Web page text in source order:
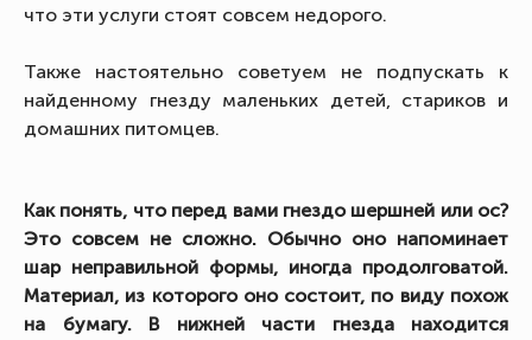
что эти услуги стоят совсем недорого.
Также настоятельно советуем не подпускать к
найденному гнезду маленьких детей, стариков и
домашних питомцев.
Как понять, что перед вами гнездо шершней или ос?
Это совсем не сложно. Обычно оно напоминает
шар неправильной формы, иногда продолговатой.
Материал, из которого оно состоит, по виду похож
на бумагу. В нижней части гнезда находится